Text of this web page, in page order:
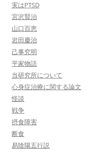
実はPTSD
宮沢賢治
山口百恵
岩田慶治
己事究明
平家物語
当研究所について
心身症治療に関する論文
怪談
戦争
摂食障害
断食
易陰陽五行説